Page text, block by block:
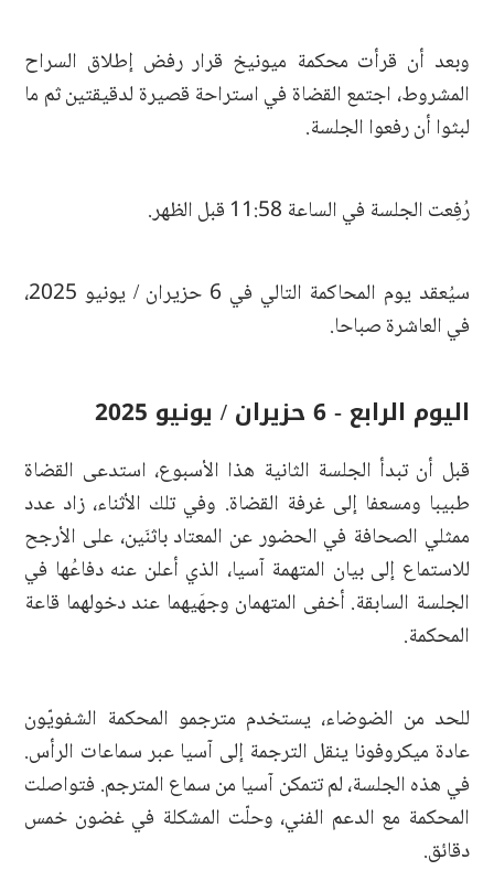
وبعد أن قرأت محكمة ميونيخ قرار رفض إطلاق السراح
المشروط، اجتمع القضاة في استراحة قصيرة لدقيقتين ثم ما
لبثوا أن رفعوا الجلسة.
رُفِعت الجلسة في الساعة 11:58 قبل الظهر.
سيُعقد يوم المحاكمة التالي في 6 حزيران / يونيو 2025،
في العاشرة صباحا.
اليوم الرابع - 6 حزيران / يونيو 2025
قبل أن تبدأ الجلسة الثانية هذا الأسبوع، استدعى القضاة
طبيبا ومسعفا إلى غرفة القضاة. وفي تلك الأثناء، زاد عدد
ممثلي الصحافة في الحضور عن المعتاد باثنَين، على الأرجح
للاستماع إلى بيان المتهمة آسيا، الذي أعلن عنه دفاعُها في
الجلسة السابقة. أخفى المتهمان وجهَيهما عند دخولهما قاعة
المحكمة.
للحد من الضوضاء، يستخدم مترجمو المحكمة الشفويّون
عادة ميكروفونا ينقل الترجمة إلى آسيا عبر سماعات الرأس.
في هذه الجلسة، لم تتمكن آسيا من سماع المترجم. فتواصلت
المحكمة مع الدعم الفني، وحلّت المشكلة في غضون خمس
دقائق.